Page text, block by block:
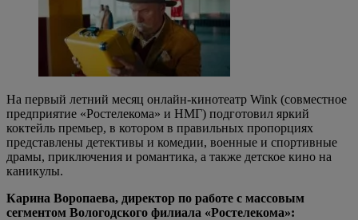
На первый летний месяц онлайн-кинотеатр Wink (совместное
предприятие «Ростелекома» и НМГ) подготовил яркий
коктейль премьер, в котором в правильных пропорциях
представлены детективы и комедии, военные и спортивные
драмы, приключения и романтика, а также детское кино на
каникулы.
Карина Воропаева, директор по работе с массовым
сегментом Вологодского филиала «Ростелекома»: